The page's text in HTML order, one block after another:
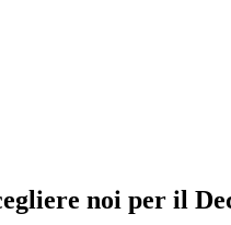
noi per il